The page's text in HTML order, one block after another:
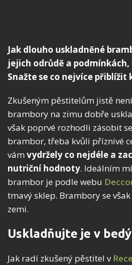
Jak dlouho uskladněné
jejich odrůdě a
Snažte se co nejvíce
Zkušeným pěstitelům jistě
brambory na zimu dobře
však poprvé rozhodli zásobit
brambor, třeba kvůli příznivé
vám vydržely co nejdéle a
nutriční hodnoty. Ideálním
brambor je podle webu
tmavý sklep. Brambory se
zemi.
Uskladňujte je v
Jak radí zkušený pěstitel v